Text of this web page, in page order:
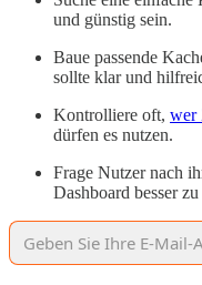
und günstig sein.
Baue passende
sollte klar und
Kontrolliere oft, wer
dürfen es nutzen.
Frage Nutzer nach
Dashboard besser